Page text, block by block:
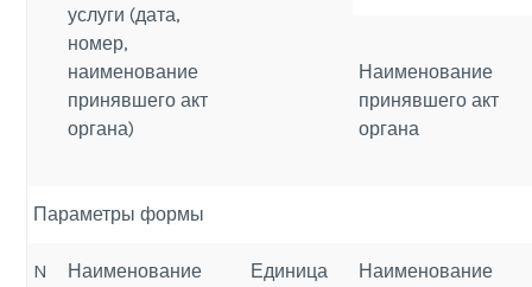
услуги (дата,
номер,
наименование
принявшего акт
органа)
Наименование
принявшего акт
органа
Параметры формы
N
Наименование
Единица
Наименование